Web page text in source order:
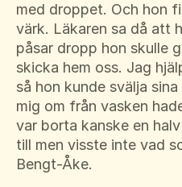
med droppet. Och hon
värk. Läkaren sa då att
påsar dropp hon skulle
skicka hem oss. Jag
så hon kunde svälja
mig om från vasken
var borta kanske en
till men visste inte vad
Bengt-Åke.